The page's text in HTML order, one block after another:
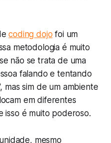
coding dojo foi um
metodologia é muito
não se trata de uma
falando e tentando
mas sim de um ambiente
em diferentes
isso é muito poderoso.
mesmo